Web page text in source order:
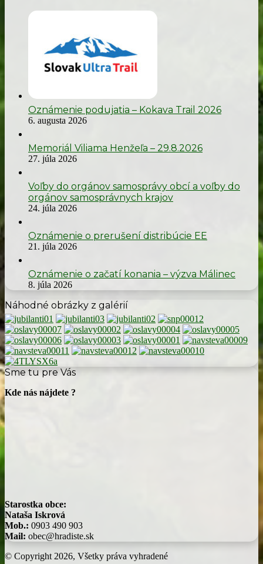
Oznámenie podujatia – Kokava Trail 2026
6. augusta 2026
Memoriál Viliama Henžeľa – 29.8.2026
27. júla 2026
Voľby do orgánov samosprávy obcí a voľby do
orgánov samosprávnych krajov
24. júla 2026
Oznámenie o prerušení distribúcie EE
21. júla 2026
Oznámenie o začatí konania – výzva Málinec
8. júla 2026
Náhodné obrázky z galérií
Sme tu pre Vás
Kde nás nájdete ?
Starostka obce:
Nataša Iskrová
Mob.: 0903 490 903
Mail: obec@hradiste.sk
© Copyright 2026, Všetky práva vyhradené